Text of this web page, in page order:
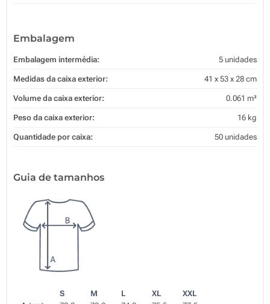
Embalagem
Embalagem intermédia: 5 unidades
Medidas da caixa exterior: 41 x 53 x 28 cm
Volume da caixa exterior: 0.061 m³
Peso da caixa exterior: 16 kg
Quantidade por caixa: 50 unidades
Guia de tamanhos
S M L XL
XXL